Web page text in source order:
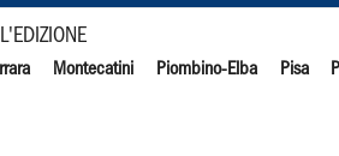
Montecatini Piombino-Elba Pisa